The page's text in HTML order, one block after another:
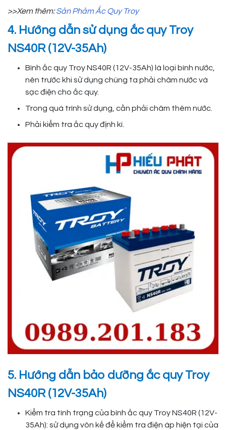
>>Xem thêm:Sản Phảm Ắc Quy Troy
4. Hướng dẫn sử dụng ắc quy Troy
NS40R (12V-35Ah)
Bình ắc quy Troy NS40R (12V-35Ah) là loại bình nước,
nên trước khi sử dụng chúng ta phải châm nước và
sạc điện cho ắc quy.
Trong quá trình sử dụng, cần phải châm thêm nước.
Phải kiểm tra ắc quy định kì.
5. Hướng dẫn bảo dưỡng ắc quy Troy
NS40R (12V-35Ah)
Kiểm tra tình trạng của bình ắc quy Troy NS40R (12V-
35Ah): sử dụng vôn kế để kiểm tra điện áp hiện tại của